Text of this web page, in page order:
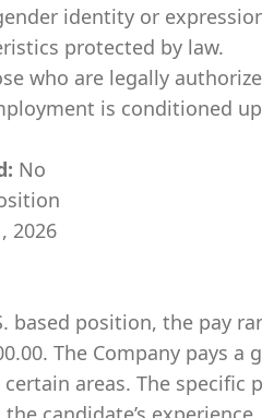
identity or
protected by law.
who are legally
is conditioned
No
2026
based position, the pay
The Company pays
certain areas. The